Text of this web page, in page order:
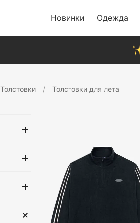
Новинки Одежда
Толстовки Толстовки для лета